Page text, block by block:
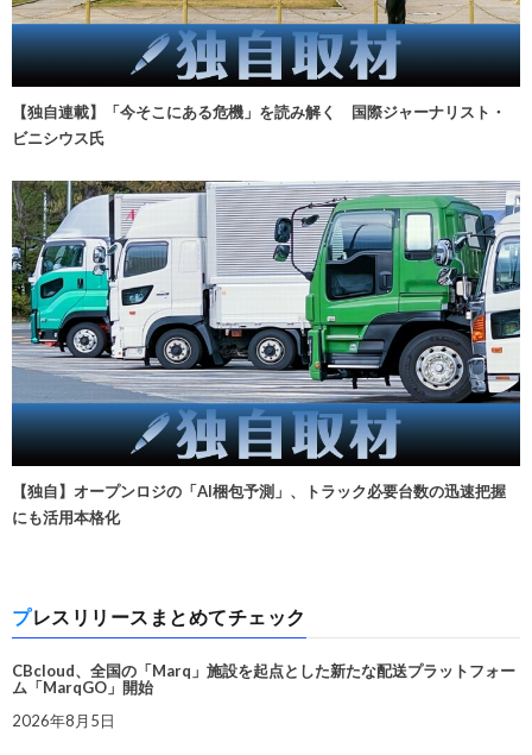
【独自連載】「今そこにある危機」を読み解く 国際ジャーナリスト・
ビニシウス氏
【独自】オープンロジの「AI梱包予測」、トラック必要台数の迅速把握
にも活用本格化
プレスリリースまとめてチェック
CBcloud、全国の「Marq」施設を起点とした新たな配送プラットフォー
ム「MarqGO」開始
2026年8月5日